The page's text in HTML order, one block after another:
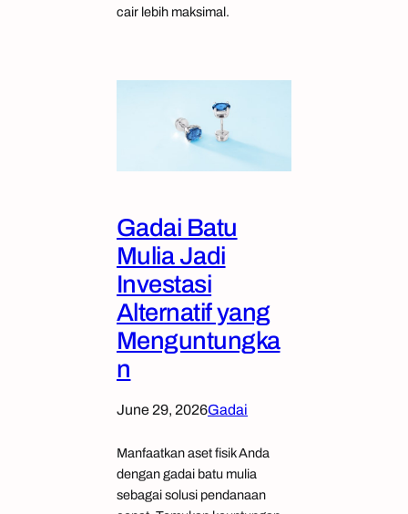
cair lebih maksimal.
Gadai Batu
Mulia Jadi
Investasi
Alternatif yang
Menguntungka
n
June 29, 2026Gadai
Manfaatkan aset fisik Anda
dengan gadai batu mulia
sebagai solusi pendanaan